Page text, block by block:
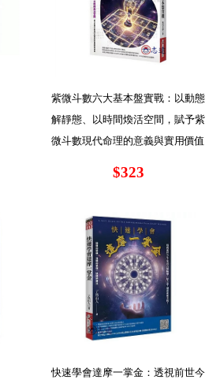
紫微斗數六大基本盤實戰：以動態
解靜態、以時間煥活空間，賦予紫
微斗數現代命理的意義與實用價值
$323
快速學會達摩一掌金：透視前世今